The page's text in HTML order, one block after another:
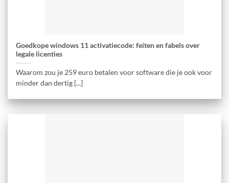
Goedkope windows 11 activatiecode: feiten en fabels over
legale licenties
Waarom zou je 259 euro betalen voor software die je ook voor
minder dan dertig [...]